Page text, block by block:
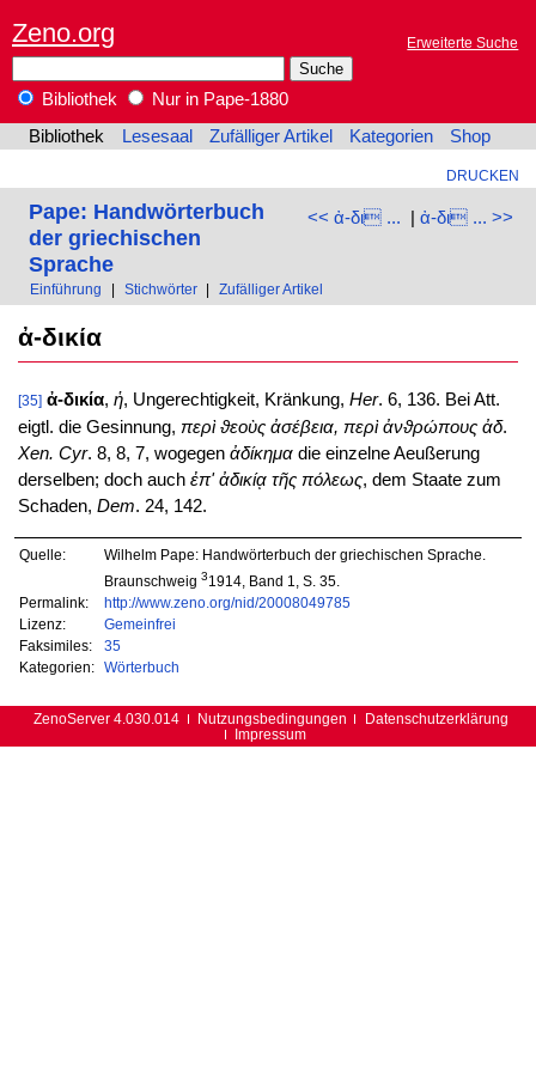
Zeno.org Erweiterte Suche
Bibliothek
Nur in Pape-1880
Bibliothek
Lesesaal Zufälliger Artikel Kategorien Shop
DRUCKEN
<< ἀ-δι ... | ἀ-δι ... >>
Pape: Handwörterbuch
der griechischen
Sprache
Einführung Stichwörter Zufälliger Artikel
ἀ-δικία
[35] ἀ-δικία, ἡ, Ungerechtigkeit, Kränkung, Her. 6, 136. Bei Att.
eigtl. die Gesinnung, περὶ ϑεοὺς ἀσέβεια, περὶ ἀνϑρώπους ἀδ.
Xen. Cyr. 8, 8, 7, wogegenἀδίκημαdie einzelne Aeußerung
derselben; doch auch ἐπ' ἀδικίᾳ τῆς πόλεως, dem Staate zum
Schaden, Dem. 24, 142.
Quelle:
Wilhelm Pape: Handwörterbuch der griechischen Sprache.
Braunschweig 31914, Band 1, S. 35.
Permalink:
http://www.zeno.org/nid/20008049785
Lizenz:
Gemeinfrei
Faksimiles:
35
Kategorien:
Wörterbuch
ZenoServer 4.030.014 Nutzungsbedingungen
Datenschutzerklärung
Impressum